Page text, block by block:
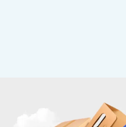
Ücretsiz Kayıt